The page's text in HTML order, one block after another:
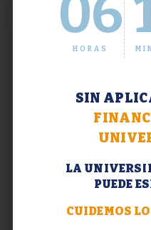
06
HORAS
SIN
LA
PUEDE
CUIDEMOS
Extensión.